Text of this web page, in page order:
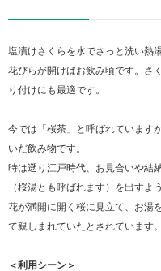
塩漬けさくらを水でさっと洗い熱
花びらが開けばお飲み頃です。さ
り付けにも最適です。
今では「桜茶」と呼ばれています
いだ飲み物です。
時は遡り江戸時代、お見合いや結
（桜湯とも呼ばれます）を出すよ
花が満開に開く桜に見立て、お湯
て親しまれていたとされています。
＜利用シーン＞